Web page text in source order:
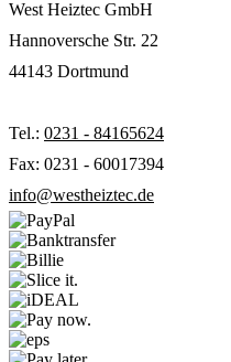
West Heiztec GmbH
Hannoversche Str. 22
44143 Dortmund
Tel.: 0231 - 84165624
Fax: 0231 - 60017394
info@westheiztec.de